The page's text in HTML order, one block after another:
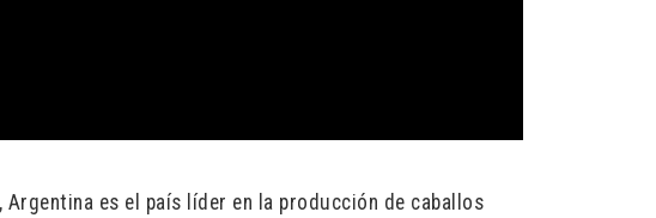
es el país líder en la producción de caballos